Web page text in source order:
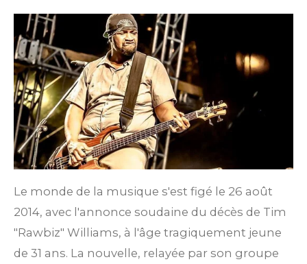
Le monde de la musique s'est figé le 26 août
2014, avec l'annonce soudaine du décès de Tim
"Rawbiz" Williams, à l'âge tragiquement jeune
de 31 ans. La nouvelle, relayée par son groupe